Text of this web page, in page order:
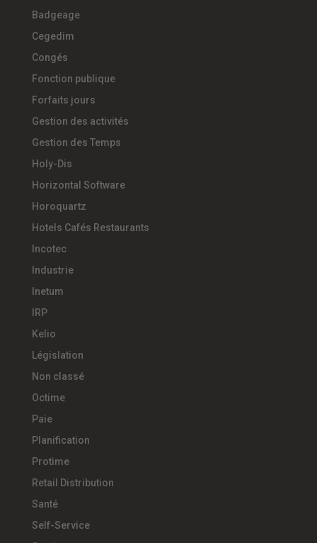
Badgeage
Cegedim
Congés
Fonction publique
Forfaits jours
Gestion des activités
Gestion des Temps
Holy-Dis
Horizontal Software
Horoquartz
Hotels Cafés Restaurants
Incotec
Industrie
Inetum
IRP
Kelio
Législation
Non classé
Octime
Paie
Planification
Protime
Retail Distribution
Santé
Self-Service